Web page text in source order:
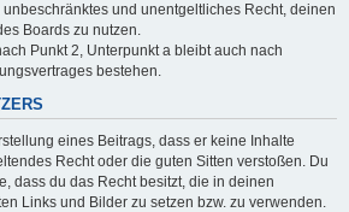
und unentgeltliches Recht, deinen
Boards zu nutzen.
Punkt 2, Unterpunkt a bleibt auch nach
bestehen.
eines Beitrags, dass er keine Inhalte
Recht oder die guten Sitten verstoßen. Du
dass du das Recht besitzt, die in deinen
Links und Bilder zu setzen bzw. zu verwenden.